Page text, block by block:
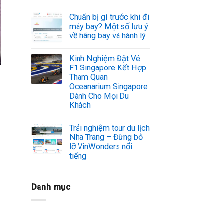
Chuẩn bị gì trước khi đi
máy bay? Một số lưu ý
về hãng bay và hành lý
Kinh Nghiệm Đặt Vé
F1 Singapore Kết Hợp
Tham Quan
Oceanarium Singapore
Dành Cho Mọi Du
Khách
Trải nghiệm tour du lịch
Nha Trang – Đừng bỏ
lỡ VinWonders nổi
tiếng
Danh mục